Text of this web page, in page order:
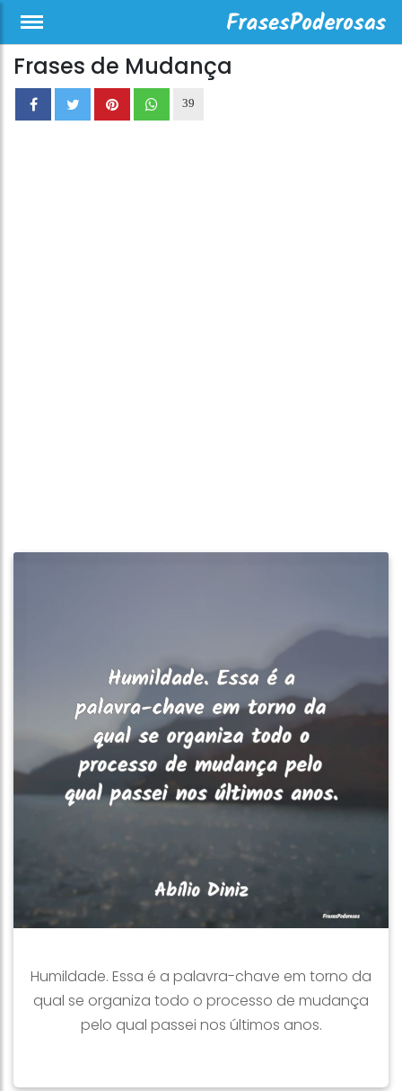
Frases de Mudança
39
Humildade. Essa é a palavra-chave em torno da
qual se organiza todo o processo de mudança
pelo qual passei nos últimos anos.